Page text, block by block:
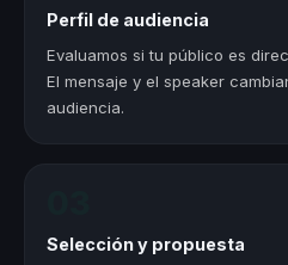
Perfil de audiencia
Evaluamos si tu público es
El mensaje y el speaker
audiencia.
Selección y propuesta